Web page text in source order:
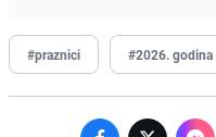
#praznici #2026. godina